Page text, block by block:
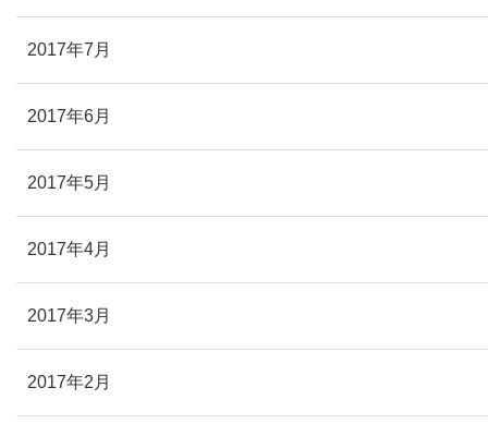
2017年7月
2017年6月
2017年5月
2017年4月
2017年3月
2017年2月